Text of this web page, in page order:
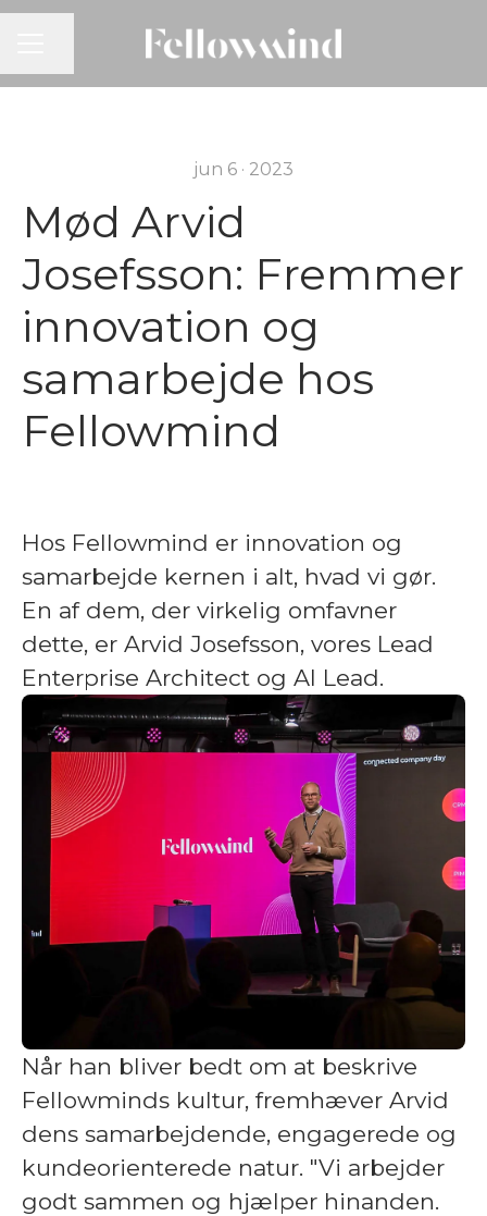
KARRIEREMENU
jun 6 · 2023
Mød Arvid
Josefsson: Fremmer
innovation og
samarbejde hos
Fellowmind
Hos Fellowmind er innovation og
samarbejde kernen i alt, hvad vi gør.
En af dem, der virkelig omfavner
dette, er Arvid Josefsson, vores Lead
Enterprise Architect og AI Lead.
Når han bliver bedt om at beskrive
Fellowminds kultur, fremhæver Arvid
dens samarbejdende, engagerede og
kundeorienterede natur. "Vi arbejder
godt sammen og hjælper hinanden.